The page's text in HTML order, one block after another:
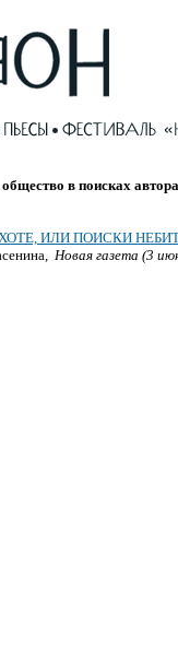
в поисках
ИЛИ ПОИСКИ
Новая газета (3